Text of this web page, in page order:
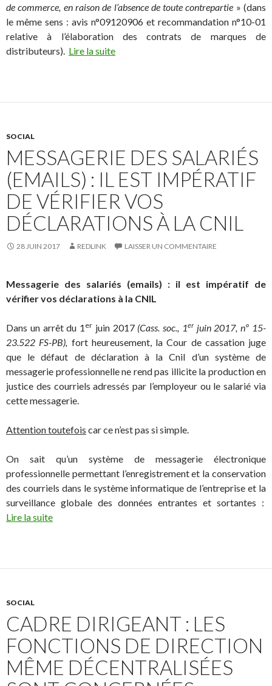
de commerce, en raison de l’absence de toute contrepartie » (dans
le même sens : avis n°09120906 et recommandation n°10-01
relative à l’élaboration des contrats de marques de
distributeurs). Lire la suite
SOCIAL
MESSAGERIE DES SALARIÉS
(EMAILS) : IL EST IMPÉRATIF
DE VÉRIFIER VOS
DÉCLARATIONS À LA CNIL
28 JUIN 2017 REDLINK LAISSER UN COMMENTAIRE
Messagerie des salariés (emails) : il est impératif de
vérifier vos déclarations à la CNIL
Dans un arrêt du 1 er juin 2017 (Cass. soc., 1erjuin 2017, nº 15-
23.522 FS-PB), fort heureusement, la Cour de cassation juge
que le défaut de déclaration à la Cnil d’un système de
messagerie professionnelle ne rend pas illicite la production en
justice des courriels adressés par l’employeur ou le salarié via
cette messagerie.
Attention toutefois car ce n’est pas si simple.
On sait qu’un système de messagerie électronique
professionnelle permettant l’enregistrement et la conservation
des courriels dans le système informatique de l’entreprise et la
surveillance globale des données entrantes et sortantes :
Lire la suite
SOCIAL
CADRE DIRIGEANT : LES
FONCTIONS DE DIRECTION
MÊME DÉCENTRALISÉES